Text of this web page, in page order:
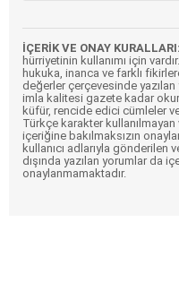
İÇERİK VE ONAY KURALLARI:
hürriyetinin kullanımı için
hukuka, inanca ve farklı
değerler çerçevesinde yazılan
imla kalitesi gazete kadar
küfür, rencide edici cümleler
Türkçe karakter
içeriğine bakılmaksızın
kullanıcı adlarıyla gönderilen
dışında yazılan yorumlar da
onaylanmamaktadır.